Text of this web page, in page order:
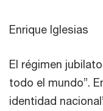
Enrique Iglesias
El régimen
todo el mundo”.
identidad